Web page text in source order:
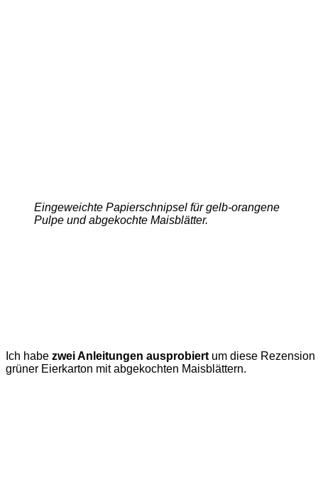
Eingeweichte Papierschnipsel für gelb-orangene
Pulpe und abgekochte Maisblätter.
Ich habe zwei Anleitungen ausprobiert um diese
grüner Eierkarton mit abgekochten Maisblättern.